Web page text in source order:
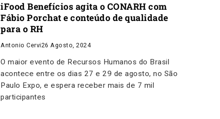
iFood Benefícios agita o CONARH com
Fábio Porchat e conteúdo de qualidade
para o RH
Antonio Cervi26 Agosto, 2024
O maior evento de Recursos Humanos do Brasil
acontece entre os dias 27 e 29 de agosto, no São
Paulo Expo, e espera receber mais de 7 mil
participantes